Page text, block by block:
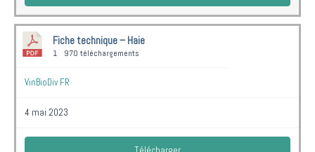
Fiche technique – Haie
1 970 téléchargements
VinBioDiv FR
4 mai 2023